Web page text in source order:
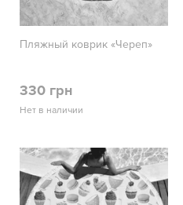
Пляжный коврик «Череп»
330 грн
Нет в наличии